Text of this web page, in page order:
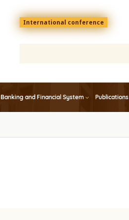
Menu
top
En
International conference
Banking and Financial System Publications